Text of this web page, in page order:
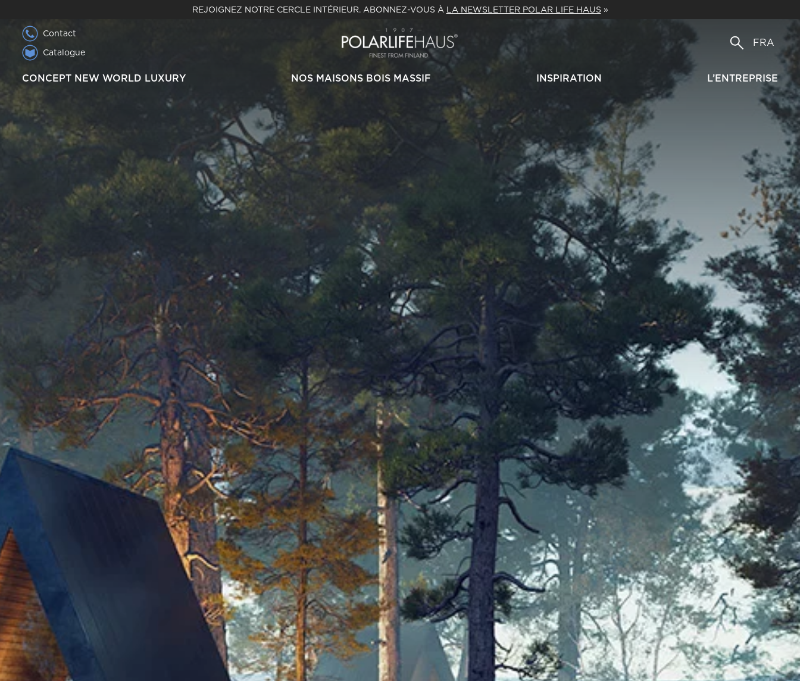
REJOIGNEZ NOTRE CERCLE INTÉRIEUR. ABONNEZ-VOUS À LA NEWSLETTER POLAR LIFE HAUS »
Contact
Catalogue
FRA
CONCEPT NEW WORLD LUXURY NOS MAISONS BOIS MASSIF INSPIRATION L’ENTREPRISE